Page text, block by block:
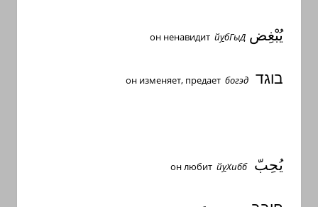
يُبْغِض он ненавидит йубГыД
בוגד он изменяет, предает богэд
يُحِبّ он любит йуХибб